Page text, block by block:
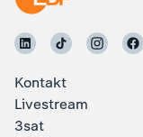
Kontakt
Livestream
3sat